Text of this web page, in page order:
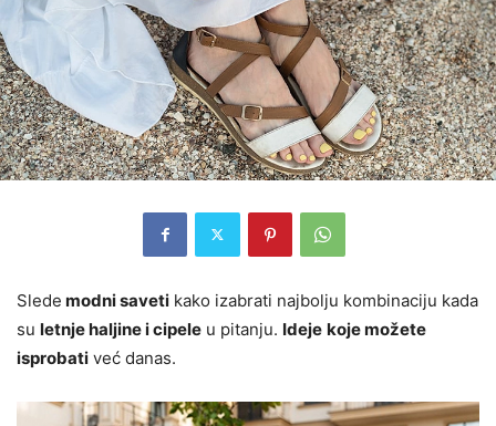
Slede modni saveti kako izabrati najbolju kombinaciju kada
su letnje haljine i cipele u pitanju. Ideje koje možete
isprobati već danas.